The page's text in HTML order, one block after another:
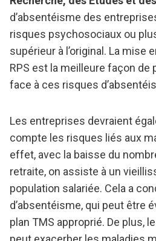
d’absentéisme des
risques psychosociaux ou
supérieur à l’original. La mise
RPS est la meilleure façon de
face à ces risques
Les entreprises devraient
compte les risques liés aux
effet, avec la baisse du
retraite, on assiste à un
population salariée. Cela a
d’absentéisme, qui peut être
plan TMS approprié. De plus,